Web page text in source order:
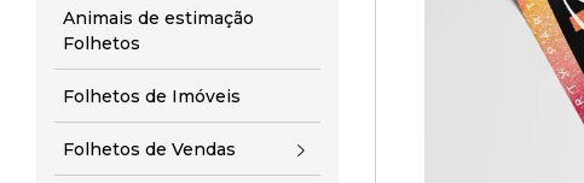
Animais de estimação
Folhetos
Folhetos de Imóveis
Folhetos de Vendas